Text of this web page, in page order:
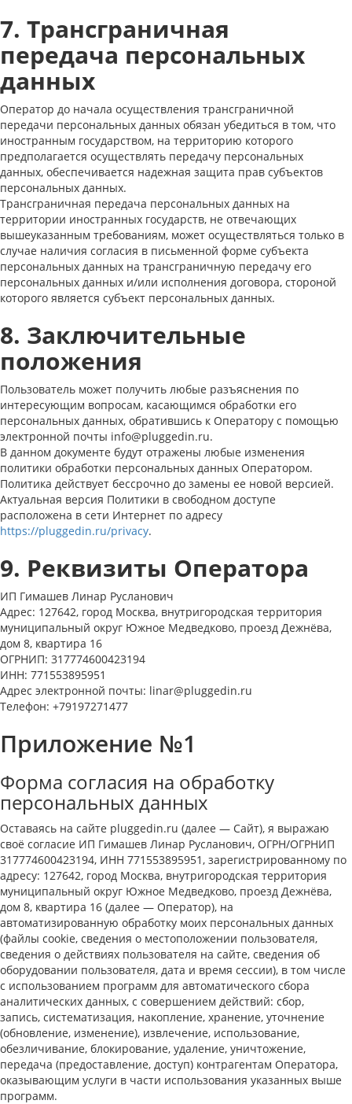
7. Трансграничная
передача персональных
данных
Оператор до начала осуществления трансграничной
передачи персональных данных обязан убедиться в том, что
иностранным государством, на территорию которого
предполагается осуществлять передачу персональных
данных, обеспечивается надежная защита прав субъектов
персональных данных.
Трансграничная передача персональных данных на
территории иностранных государств, не отвечающих
вышеуказанным требованиям, может осуществляться только в
случае наличия согласия в письменной форме субъекта
персональных данных на трансграничную передачу его
персональных данных и/или исполнения договора, стороной
которого является субъект персональных данных.
8. Заключительные
положения
Пользователь может получить любые разъяснения по
интересующим вопросам, касающимся обработки его
персональных данных, обратившись к Оператору с помощью
электронной почты info@pluggedin.ru.
В данном документе будут отражены любые изменения
политики обработки персональных данных Оператором.
Политика действует бессрочно до замены ее новой версией.
Актуальная версия Политики в свободном доступе
расположена в сети Интернет по адресу
https://pluggedin.ru/privacy.
9. Реквизиты Оператора
ИП Гимашев Линар Русланович
Адрес: 127642, город Москва, внутригородская территория
муниципальный округ Южное Медведково, проезд Дежнёва,
дом 8, квартира 16
ОГРНИП: 317774600423194
ИНН: 771553895951
Адрес электронной почты: linar@pluggedin.ru
Телефон: +79197271477
Приложение №1
Форма согласия на обработку
персональных данных
Оставаясь на сайте pluggedin.ru (далее — Сайт), я выражаю
своё согласие ИП Гимашев Линар Русланович, ОГРН/ОГРНИП
317774600423194, ИНН 771553895951, зарегистрированному по
адресу: 127642, город Москва, внутригородская территория
муниципальный округ Южное Медведково, проезд Дежнёва,
дом 8, квартира 16 (далее — Оператор), на
автоматизированную обработку моих персональных данных
(файлы cookie, сведения о местоположении пользователя,
сведения о действиях пользователя на сайте, сведения об
оборудовании пользователя, дата и время сессии), в том числе
с использованием программ для автоматического сбора
аналитических данных, с совершением действий: сбор,
запись, систематизация, накопление, хранение, уточнение
(обновление, изменение), извлечение, использование,
обезличивание, блокирование, удаление, уничтожение,
передача (предоставление, доступ) контрагентам Оператора,
оказывающим услуги в части использования указанных выше
программ.